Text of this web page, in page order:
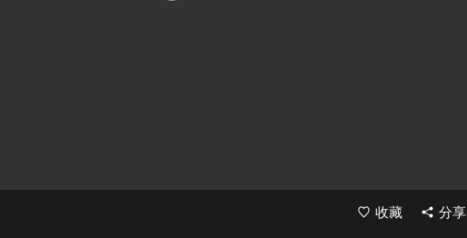
收藏 分享